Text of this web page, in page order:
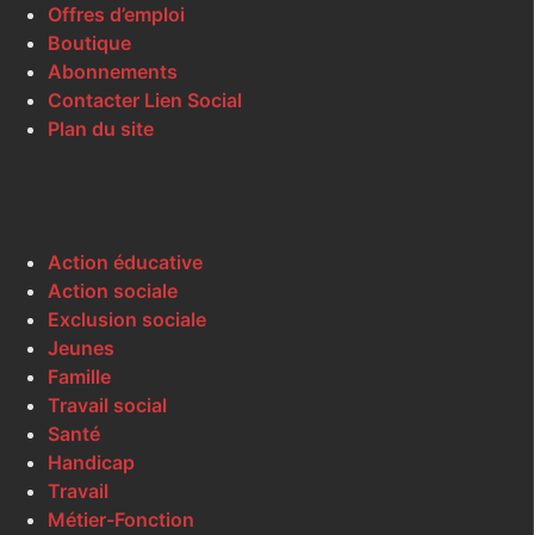
Offres d’emploi
Boutique
Abonnements
Contacter Lien Social
Plan du site
Action éducative
Action sociale
Exclusion sociale
Jeunes
Famille
Travail social
Santé
Handicap
Travail
Métier-Fonction